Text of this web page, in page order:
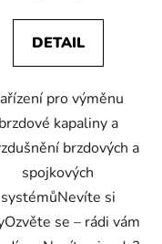
DETAIL
pro výměnu
brzdové kapaliny a
brzdových a
spojkových
systémůNevíte si
se – rádi vám